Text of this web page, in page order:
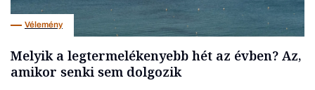
Vélemény
Melyik a legtermelékenyebb hét az évben? Az,
amikor senki sem dolgozik